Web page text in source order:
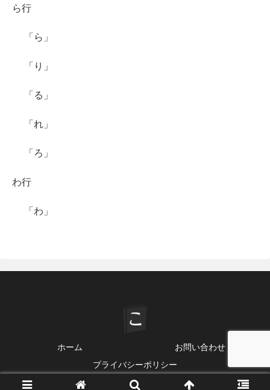
ら行
「ら」
「り」
「る」
「れ」
「ろ」
わ行
「わ」
ホーム
お問い合わせ
プライバシーポリシー
© 2020-2026 ことわざ・格言・故事 一覧.